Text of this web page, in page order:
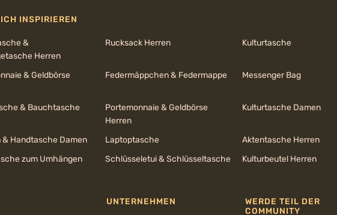
INSPIRIEREN
&
Herren
Rucksack Herren Kulturtasche
& Geldbörse
Federmäppchen & Federmappe Messenger Bag
& Bauchtasche
Portemonnaie & Geldbörse
Herren
Kulturtasche Damen
& Handtasche Damen Laptoptasche Aktentasche Herren
zum Umhängen
Schlüsseletui & Schlüsseltasche Kulturbeutel Herren
UNTERNEHMEN
WERDE TEIL DER
COMMUNITY